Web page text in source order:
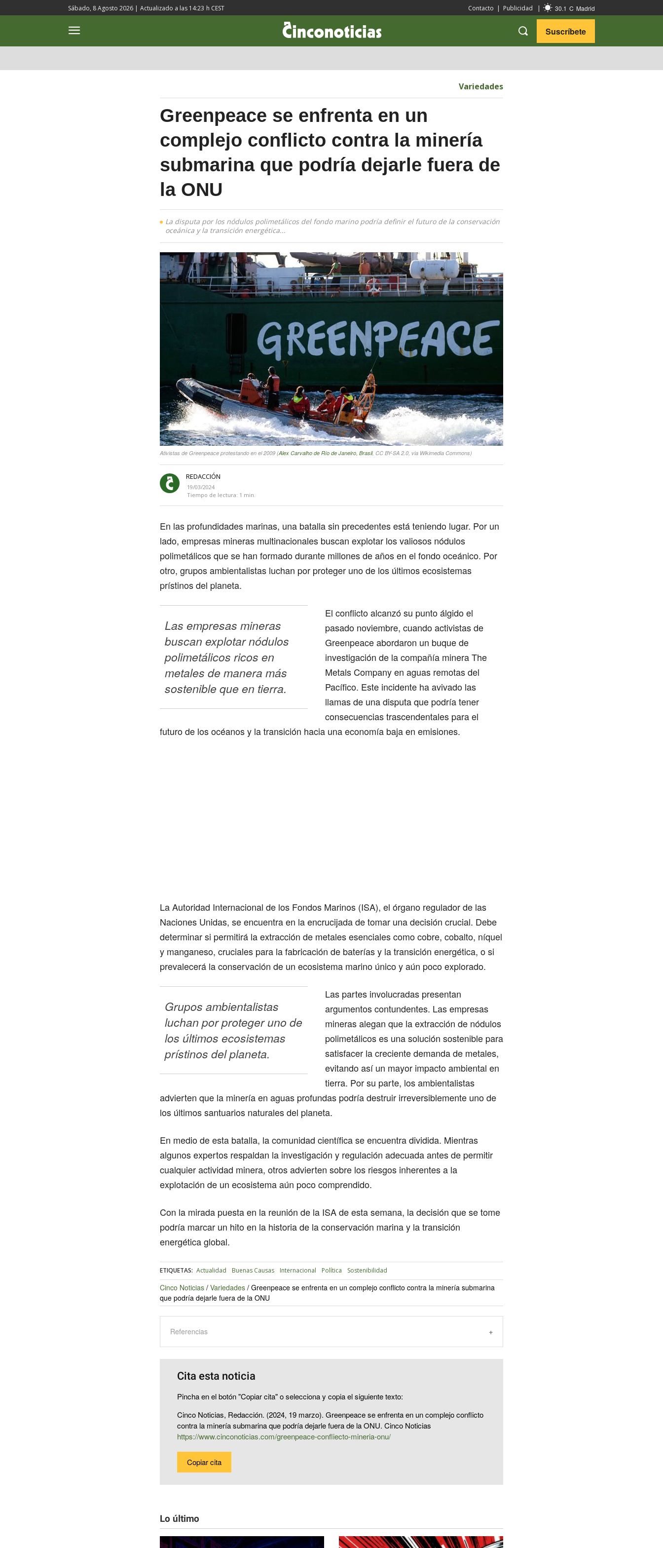
Sábado, 8 Agosto 2026 | Actualizado a las 14:23 h CEST Contacto | Publicidad | 30.1 C Madrid
Suscríbete
Variedades
Greenpeace se enfrenta en un
complejo conflicto contra la minería
submarina que podría dejarle fuera de
la ONU
La disputa por los nódulos polimetálicos del fondo marino podría definir el futuro de la conservación
oceánica y la transición energética...
Ativistas de Greenpeace protestando en el 2009 (Alex Carvalho de Río de Janeiro, Brasil, CC BY-SA 2.0, via Wikimedia Commons)
REDACCIÓN
19/03/2024
Tiempo de lectura: 1 min.
En las profundidades marinas, una batalla sin precedentes está teniendo lugar. Por un
lado, empresas mineras multinacionales buscan explotar los valiosos nódulos
polimetálicos que se han formado durante millones de años en el fondo oceánico. Por
otro, grupos ambientalistas luchan por proteger uno de los últimos ecosistemas
prístinos del planeta.
Las empresas mineras
buscan explotar nódulos
polimetálicos ricos en
metales de manera más
sostenible que en tierra.
El conflicto alcanzó su punto álgido el
pasado noviembre, cuando activistas de
Greenpeace abordaron un buque de
investigación de la compañía minera The
Metals Company en aguas remotas del
Pacífico. Este incidente ha avivado las
llamas de una disputa que podría tener
consecuencias trascendentales para el
futuro de los océanos y la transición hacia una economía baja en emisiones.
La Autoridad Internacional de los Fondos Marinos (ISA), el órgano regulador de las
Naciones Unidas, se encuentra en la encrucijada de tomar una decisión crucial. Debe
determinar si permitirá la extracción de metales esenciales como cobre, cobalto, níquel
y manganeso, cruciales para la fabricación de baterías y la transición energética, o si
prevalecerá la conservación de un ecosistema marino único y aún poco explorado.
Grupos ambientalistas
luchan por proteger uno de
los últimos ecosistemas
prístinos del planeta.
Las partes involucradas presentan
argumentos contundentes. Las empresas
mineras alegan que la extracción de nódulos
polimetálicos es una solución sostenible para
satisfacer la creciente demanda de metales,
evitando así un mayor impacto ambiental en
tierra. Por su parte, los ambientalistas
advierten que la minería en aguas profundas podría destruir irreversiblemente uno de
los últimos santuarios naturales del planeta.
En medio de esta batalla, la comunidad científica se encuentra dividida. Mientras
algunos expertos respaldan la investigación y regulación adecuada antes de permitir
cualquier actividad minera, otros advierten sobre los riesgos inherentes a la
explotación de un ecosistema aún poco comprendido.
Con la mirada puesta en la reunión de la ISA de esta semana, la decisión que se tome
podría marcar un hito en la historia de la conservación marina y la transición
energética global.
ETIQUETAS: Actualidad Buenas Causas Internacional Política Sostenibilidad
Cinco Noticias / Variedades / Greenpeace se enfrenta en un complejo conflicto contra la minería submarina
que podría dejarle fuera de la ONU
Referencias
Cita esta noticia
Pincha en el botón "Copiar cita" o selecciona y copia el siguiente texto:
Cinco Noticias, Redacción. (2024, 19 marzo). Greenpeace se enfrenta en un complejo conflicto
contra la minería submarina que podría dejarle fuera de la ONU. Cinco Noticias
https://www.cinconoticias.com/greenpeace-confliecto-mineria-onu/
Copiar cita
Lo último